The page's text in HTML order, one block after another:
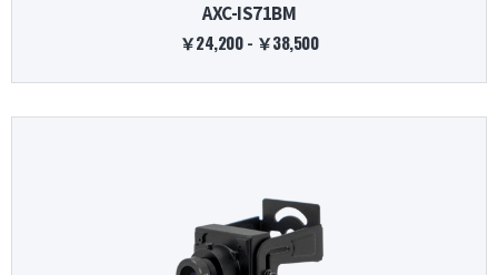
AXC-IS71BM
￥24,200 - ￥38,500